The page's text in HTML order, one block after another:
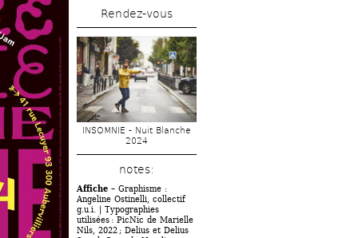
Rendez-vous
INSOMNIE - Nuit Blanche
2024
notes:
Affiche – Graphisme :
Angeline Ostinelli, collectif
g.u.i. | Typographies
utilisées : PicNic de Marielle
Nils, 2022 ; Delius et Delius